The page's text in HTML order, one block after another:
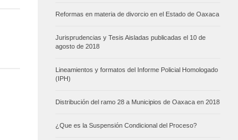
Reformas en materia de divorcio en el Estado de Oaxaca
Jurisprudencias y Tesis Aisladas publicadas el 10 de
agosto de 2018
Lineamientos y formatos del Informe Policial Homologado
(IPH)
Distribución del ramo 28 a Municipios de Oaxaca en 2018
¿Que es la Suspensión Condicional del Proceso?